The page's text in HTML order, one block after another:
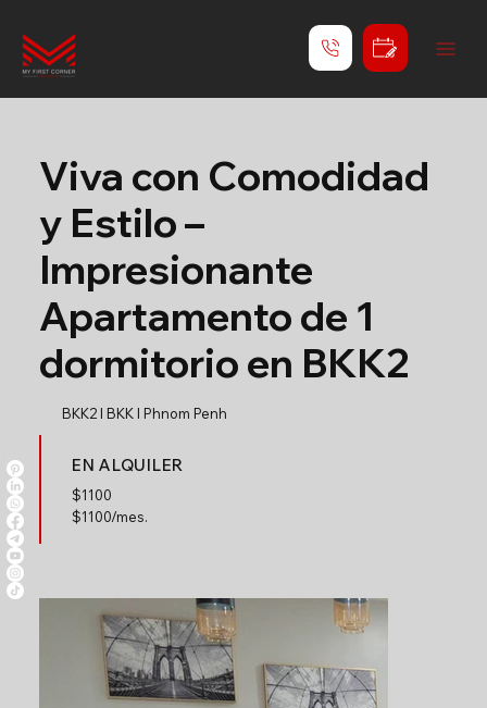
Viva con Comodidad
y Estilo –
Impresionante
Apartamento de 1
dormitorio en BKK2
BKK2 l BKK l Phnom Penh
EN ALQUILER
$1100
$1100/mes.